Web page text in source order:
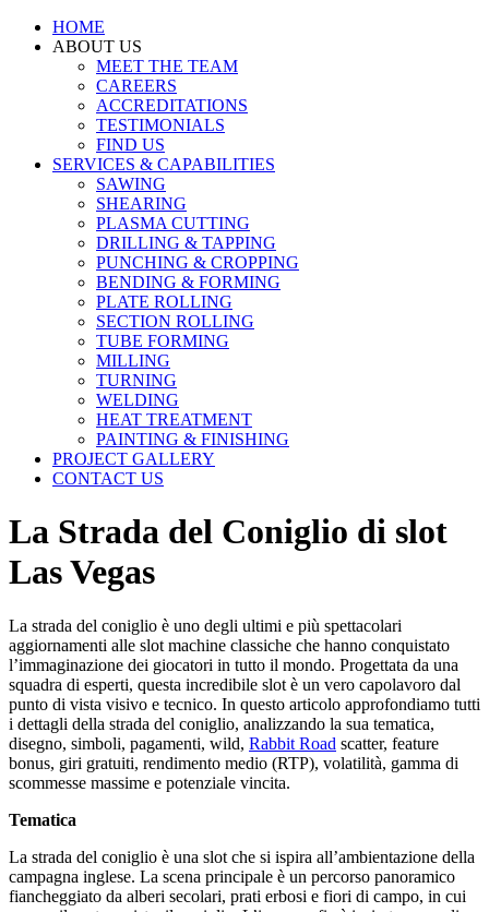
HOME
ABOUT US
MEET THE TEAM
CAREERS
ACCREDITATIONS
TESTIMONIALS
FIND US
SERVICES & CAPABILITIES
SAWING
SHEARING
PLASMA CUTTING
DRILLING & TAPPING
PUNCHING & CROPPING
BENDING & FORMING
PLATE ROLLING
SECTION ROLLING
TUBE FORMING
MILLING
TURNING
WELDING
HEAT TREATMENT
PAINTING & FINISHING
PROJECT GALLERY
CONTACT US
La Strada del Coniglio di slot
Las Vegas
La strada del coniglio è uno degli ultimi e più spettacolari
aggiornamenti alle slot machine classiche che hanno conquistato
l’immaginazione dei giocatori in tutto il mondo. Progettata da una
squadra di esperti, questa incredibile slot è un vero capolavoro dal
punto di vista visivo e tecnico. In questo articolo approfondiamo tutti
i dettagli della strada del coniglio, analizzando la sua tematica,
disegno, simboli, pagamenti, wild, Rabbit Road scatter, feature
bonus, giri gratuiti, rendimento medio (RTP), volatilità, gamma di
scommesse massime e potenziale vincita.
Tematica
La strada del coniglio è una slot che si ispira all’ambientazione della
campagna inglese. La scena principale è un percorso panoramico
fiancheggiato da alberi secolari, prati erbosi e fiori di campo, in cui